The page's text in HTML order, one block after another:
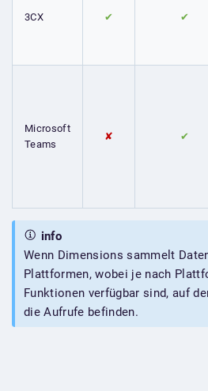
3CX ✔ ✔
Microsoft
Teams
✘ ✔
info
Wenn Dimensions sammelt
Plattformen, wobei je nach
Funktionen verfügbar sind, auf
die Aufrufe befinden.